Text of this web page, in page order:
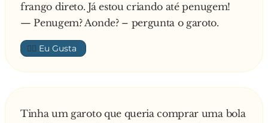
frango direto. Já estou criando até penugem!
— Penugem? Aonde? – pergunta o garoto.
👍🏼
Tinha um garoto que queria comprar uma bola